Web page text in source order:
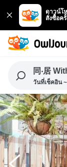
ดาวน์โ
สั่งซื้อค
同‧居
วันที่เช็คอิน